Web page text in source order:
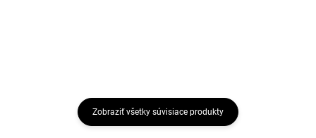
Zobraziť všetky súvisiace produkty